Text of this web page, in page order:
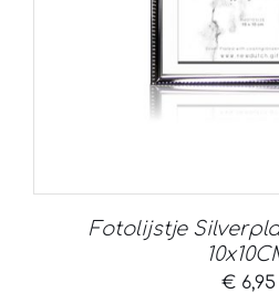
Fotolijstje
€6,95